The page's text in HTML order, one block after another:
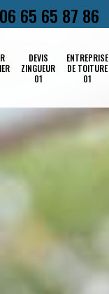
06 65 65 87 86
DEVIS
ZINGUEUR
01
ENTREPRISE
DE TOITURE
01